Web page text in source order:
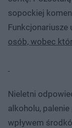
sopockiej
Funkcjonariusze
osób, wobec
Nieletni
alkoholu,
wpływem